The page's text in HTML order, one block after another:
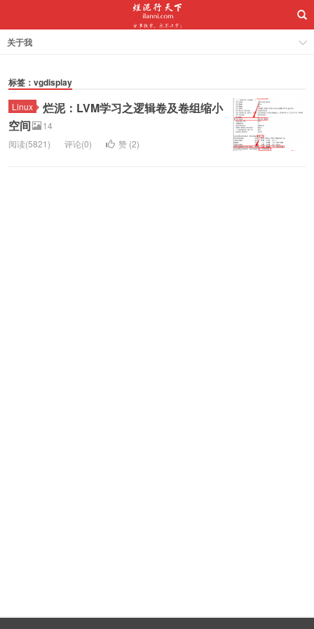
关于我
标签：vgdisplay
Linux
烂泥：LVM学习之逻辑卷及卷组缩小
空间
14
阅读(5821)
评论(0) 赞 (2)